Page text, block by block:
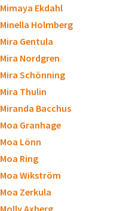
Mimaya Ekdahl
Minella Holmberg
Mira Gentula
Mira Nordgren
Mira Schönning
Mira Thulin
Miranda Bacchus
Moa Granhage
Moa Lönn
Moa Ring
Moa Wikström
Moa Zerkula
Molly Axberg